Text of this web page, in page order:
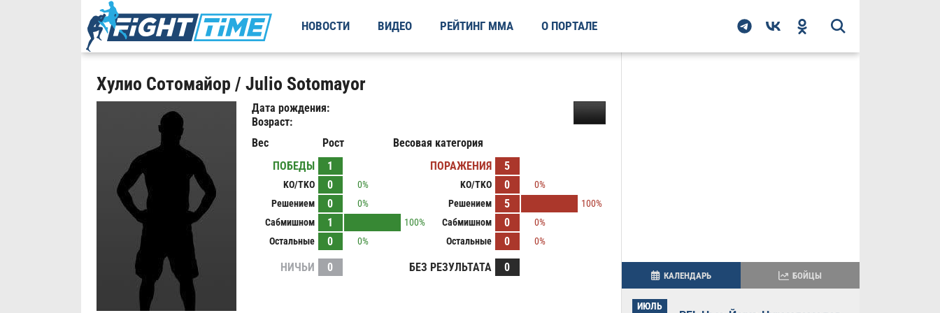
НОВОСТИ ВИДЕО РЕЙТИНГ ММА О ПОРТАЛЕ
Хулио Сотомайор / Julio Sotomayor
Дата рождения:
Возраст:
Вес
Рост
Весовая категория
ПОБЕДЫ
1
KO/TKO 0
0%
Решением
0
0%
Сабмишном
1
100%
Остальные
0 0%
ПОРАЖЕНИЯ 5
KO/TKO 0
0%
Решением
5
100%
Сабмишном
0
0%
Остальные
0 0%
НИЧЬИ 0 БЕЗ РЕЗУЛЬТАТА 0
КАЛЕНДАРЬ БОЙЦЫ
ИЮЛЬ